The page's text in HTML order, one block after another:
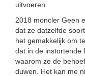
uitvoeren.
2018 moncler Geen
dat ze datzelfde
het gemakkelijk om
dat in de instortende
waarom ze de
duwen. Het kan me